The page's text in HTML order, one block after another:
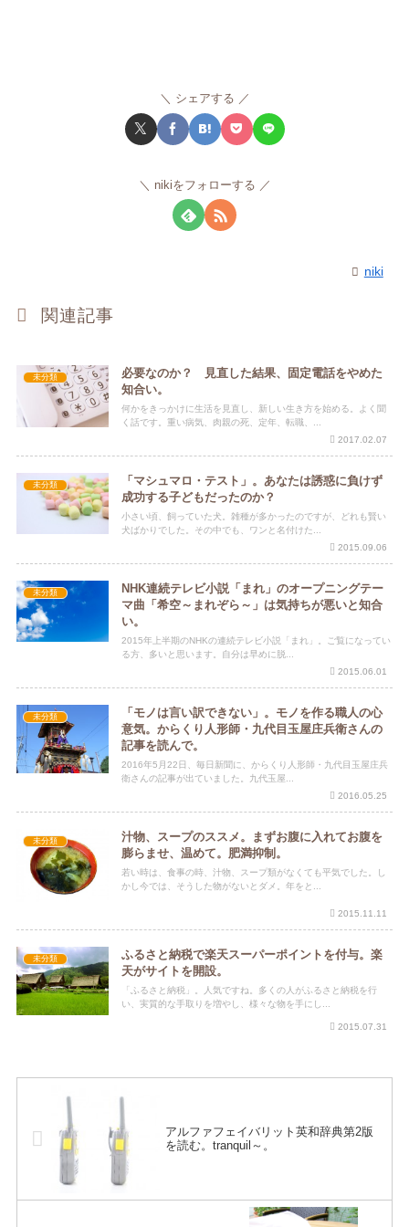
シェアする
nikiをフォローする
niki
関連記事
未分類
必要なのか？ 見直した結果、固定電話をやめた
知合い。
何かをきっかけに生活を見直し、新しい生き方を始める。よく聞
く話です。重い病気、肉親の死、定年、転職、...
2017.02.07
未分類
「マシュマロ・テスト」。あなたは誘惑に負けず
成功する子どもだったのか？
小さい頃、飼っていた犬。雑種が多かったのですが、どれも賢い
犬ばかりでした。その中でも、ワンと名付けた...
2015.09.06
未分類
NHK連続テレビ小説「まれ」のオープニングテー
マ曲「希空～まれぞら～」は気持ちが悪いと知合
い。
2015年上半期のNHKの連続テレビ小説「まれ」。ご覧になってい
る方、多いと思います。自分は早めに脱...
2015.06.01
未分類
「モノは言い訳できない」。モノを作る職人の心
意気。からくり人形師・九代目玉屋庄兵衛さんの
記事を読んで。
2016年5月22日、毎日新聞に、からくり人形師・九代目玉屋庄兵
衛さんの記事が出ていました。九代玉屋...
2016.05.25
未分類
汁物、スープのススメ。まずお腹に入れてお腹を
膨らませ、温めて。肥満抑制。
若い時は、食事の時、汁物、スープ類がなくても平気でした。し
かし今では、そうした物がないとダメ。年をと...
2015.11.11
未分類
ふるさと納税で楽天スーパーポイントを付与。楽
天がサイトを開設。
「ふるさと納税」。人気ですね。多くの人がふるさと納税を行
い、実質的な手取りを増やし、様々な物を手にし...
2015.07.31
アルファフェイバリット英和辞典第2版
を読む。tranquil～。